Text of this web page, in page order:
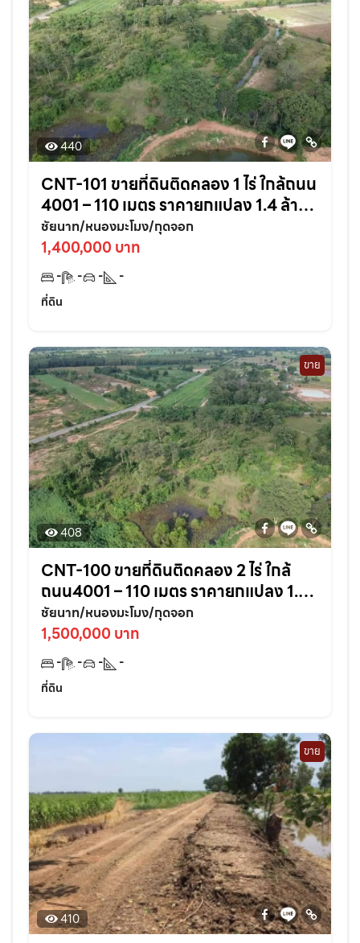
440
CNT-101 ขายที่ดินติดคลอง 1 ไร่ ใกล้ถนน
4001 – 110 เมตร ราคายกแปลง 1.4 ล้าน
บาท จ.ชัยนาท
ชัยนาท/หนองมะโมง/กุดจอก
1,400,000 บาท
- - -
-
ที่ดิน
ขาย
408
CNT-100 ขายที่ดินติดคลอง 2 ไร่ ใกล้
ถนน4001 – 110 เมตร ราคายกแปลง 1.5
ล้านบาท จ.ชัยนาท
ชัยนาท/หนองมะโมง/กุดจอก
1,500,000 บาท
- - -
-
ที่ดิน
ขาย
410